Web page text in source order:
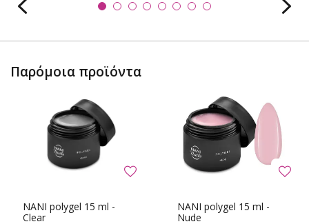
Παρόμοια προϊόντα
NANI polygel 15 ml -
Clear
NANI polygel 15 ml -
Nude